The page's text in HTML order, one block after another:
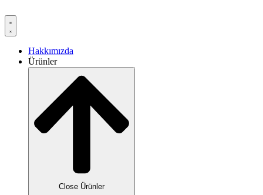
to
content
Hakkımızda
Ürünler
Close Ürünler